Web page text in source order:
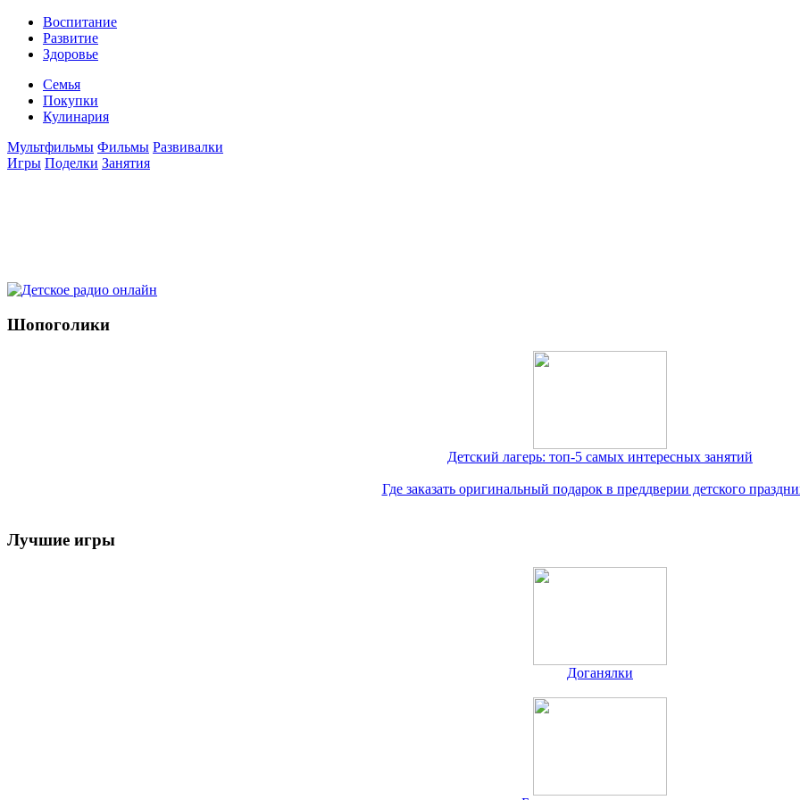
Воспитание
Развитие
Здоровье
Семья
Покупки
Кулинария
Мультфильмы Фильмы Развивалки
Игры Поделки Занятия
Шопоголики
Детский лагерь: топ-5 самых интересных занятий
Где заказать оригинальный подарок в преддверии детского
Лучшие игры
Доганялки